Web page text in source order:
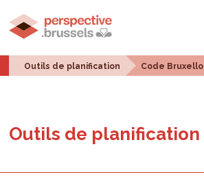
Outils de planification Code
Outils de pla­ni­fi­ca­tion